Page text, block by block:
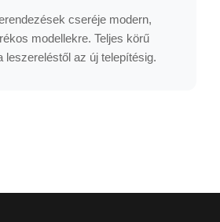
cseréje modern,
modellekre. Teljes körű
leszereléstől az új telepítésig.